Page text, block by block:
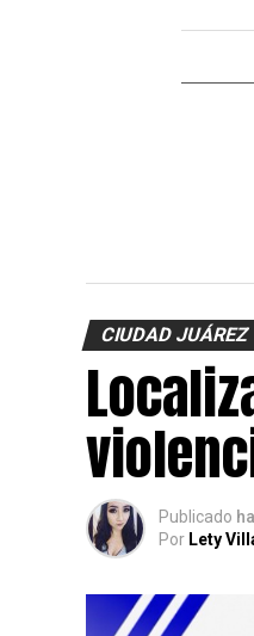
CIUDAD JUÁREZ
Publicado
Por Lety